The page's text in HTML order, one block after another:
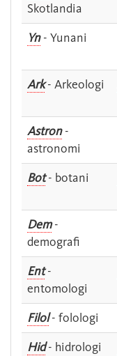
Skotlandia
Yn- Yunani
Ark- Arkeologi
Astron-
astronomi
Bot- botani
Dem-
demografi
Ent-
entomologi
Filol- folologi
Hid- hidrologi